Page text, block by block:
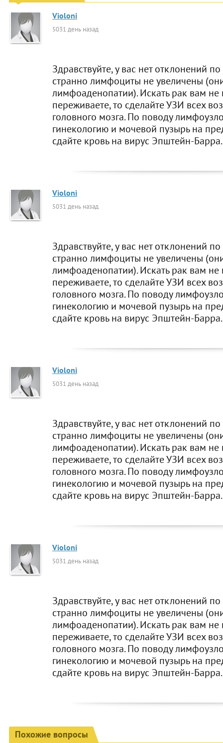
Violoni
5031 день назад
Здравствуйте, у вас нет отклонений
странно лимфоциты не увеличены
лимфоаденопатии). Искать рак вам не
переживаете, то сделайте УЗИ всех
головного мозга. По поводу
гинекологию и мочевой пузырь на
сдайте кровь на вирус Эпштейн-Барра.
Violoni
5031 день назад
Здравствуйте, у вас нет отклонений
странно лимфоциты не увеличены
лимфоаденопатии). Искать рак вам не
переживаете, то сделайте УЗИ всех
головного мозга. По поводу
гинекологию и мочевой пузырь на
сдайте кровь на вирус Эпштейн-Барра.
Violoni
5031 день назад
Здравствуйте, у вас нет отклонений
странно лимфоциты не увеличены
лимфоаденопатии). Искать рак вам не
переживаете, то сделайте УЗИ всех
головного мозга. По поводу
гинекологию и мочевой пузырь на
сдайте кровь на вирус Эпштейн-Барра.
Violoni
5031 день назад
Здравствуйте, у вас нет отклонений
странно лимфоциты не увеличены
лимфоаденопатии). Искать рак вам не
переживаете, то сделайте УЗИ всех
головного мозга. По поводу
гинекологию и мочевой пузырь на
сдайте кровь на вирус Эпштейн-Барра.
Похожие вопросы